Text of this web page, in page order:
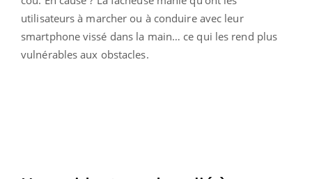
utilisateurs à marcher ou à conduire avec leur
smartphone vissé dans la main… ce qui les rend plus
vulnérables aux obstacles.